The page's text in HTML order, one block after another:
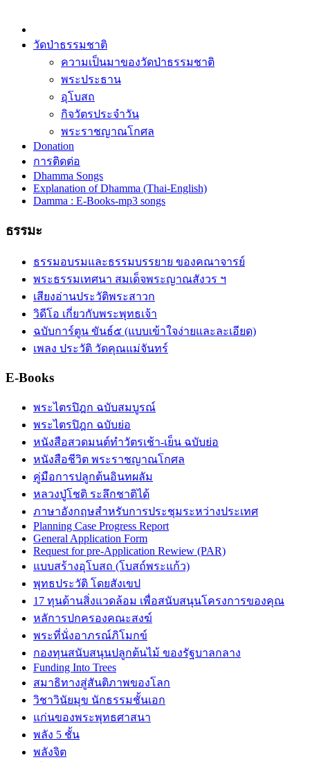
วัดป่าธรรมชาติ
ความเป็นมาของวัดป่าธรรมชาติ
พระประธาน
อุโบสถ
กิจวัตรประจำวัน
พระราชญาณโกศล
Donation
การติดต่อ
Dhamma Songs
Explanation of Dhamma (Thai-English)
Damma : E-Books-mp3 songs
ธรรมะ
ธรรมอบรมและธรรมบรรยาย ของคณาจารย์
พระธรรมเทศนา สมเด็จพระญาณสังวร ฯ
เสียงอ่านประวัติพระสาวก
วิดีโอ เกี่ยวกับพระพุทธเจ้า
ฉบับการ์ตูน ขันธ์๕ (แบบเข้าใจง่ายและละเอียด)
เพลง ประวัติ วัดคุณแม่จันทร์
E-Books
พระไตรปิฎก ฉบับสมบูรณ์
พระไตรปิฎก ฉบับย่อ
หนังสือสวดมนต์ทำวัตรเช้า-เย็น ฉบับย่อ
หนังสือชีวิต พระราชญาณโกศล
คู่มือการปลูกต้นอินทผลัม
หลวงปู่โชติ ระลึกชาติได้
ภาษาอังกฤษสำหรับการประชุมระหว่างประเทศ
Planning Case Progress Report
General Application Form
Request for pre-Application Rewiew (PAR)
แบบสร้างอุโบสถ (โบสถ์พระแก้ว)
พุทธประวัติ โดยสังเขป
17 ทุนด้านสิ่งแวดล้อม เพื่อสนับสนุนโครงการของคุณ
หลัการปกครองคณะสงฆ์
พระที่นั่งอาภรณ์ภิโมกข์
กองทุนสนับสนุนปลูกต้นไม้ ของรัฐบาลกลาง
Funding Into Trees
สมาธิทางสู่สันติภาพของโลก
วิชาวินัยมุข นักธรรมชั้นเอก
แก่นของพระพุทธศาสนา
พลัง 5 ชั้น
พลังจิต